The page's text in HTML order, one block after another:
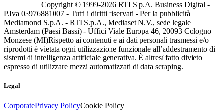
Copyright © 1999-2026 RTI S.p.A. Business Digital -
P.Iva 03976881007 - Tutti i diritti riservati - Per la pubblicità
Mediamond S.p.A. - RTI S.p.A., Mediaset N.V., sede legale
Amsterdam (Paesi Bassi) - Uffici Viale Europa 46, 20093 Cologno
Monzese (MI)Rispetto ai contenuti e ai dati personali trasmessi e/o
riprodotti è vietata ogni utilizzazione funzionale all’addestramento di
sistemi di intelligenza artificiale generativa. È altresì fatto divieto
espresso di utilizzare mezzi automatizzati di data scraping.
Legal
CorporatePrivacy PolicyCookie Policy